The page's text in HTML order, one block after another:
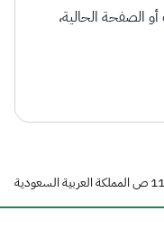
الصفحة الحالية،